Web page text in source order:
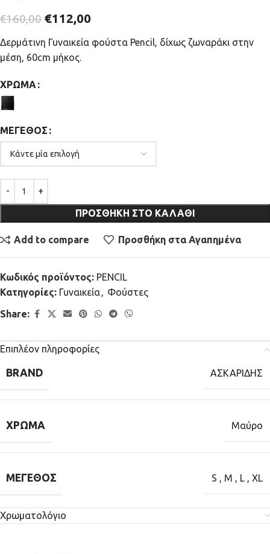
€160,00 €112,00
Δερμάτινη Γυναικεία φούστα Pencil, δίχως ζωναράκι στην
μέση, 60cm μήκος.
ΧΡΏΜΑ
ΜΈΓΕΘΟΣ
ΠΡΟΣΘΉΚΗ ΣΤΟ ΚΑΛΆΘΙ
Add to compare Προσθήκη στα Αγαπημένα
Κωδικός προϊόντος: PENCIL
Κατηγορίες: Γυναικεία, Φούστες
Share:
Επιπλέον πληροφορίες
BRAND ΑΣΚΑΡΙΔΗΣ
ΧΡΏΜΑ Μαύρο
ΜΈΓΕΘΟΣ S , M , L , XL
Χρωματολόγιο